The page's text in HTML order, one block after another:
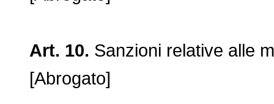
Art. 10. Sanzioni relative alle
[Abrogato]